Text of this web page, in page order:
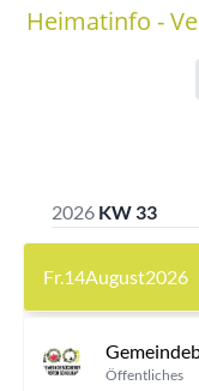
Heimatinfo -